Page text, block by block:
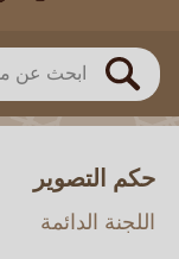
بحث
اللجنة الدائمة
حكم التصوير
اللجنة الدائمة